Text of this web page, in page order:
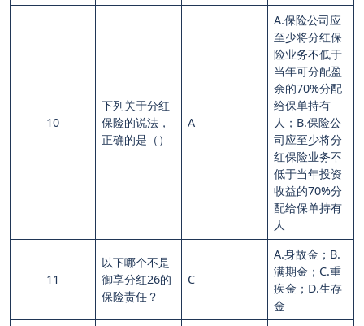
10
下列关于分红
保险的说法，
正确的是（）
A
A.保险公司应
至少将分红保
险业务不低于
当年可分配盈
余的70%分配
给保单持有
人；B.保险公
司应至少将分
红保险业务不
低于当年投资
收益的70%分
配给保单持有
人
11
以下哪个不是
御享分红26的
保险责任？
C
A.身故金；B.
满期金；C.重
疾金；D.生存
金